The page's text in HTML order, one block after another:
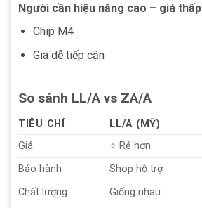
Người cần hiệu năng cao – giá thấp
Chip M4
Giá dễ tiếp cận
So sánh LL/A vs ZA/A
TIÊU CHÍ LL/A (MỸ)
Giá
⭐ Rẻ hơn
Bảo hành
Shop hỗ trợ
Chất lượng
Giống nhau